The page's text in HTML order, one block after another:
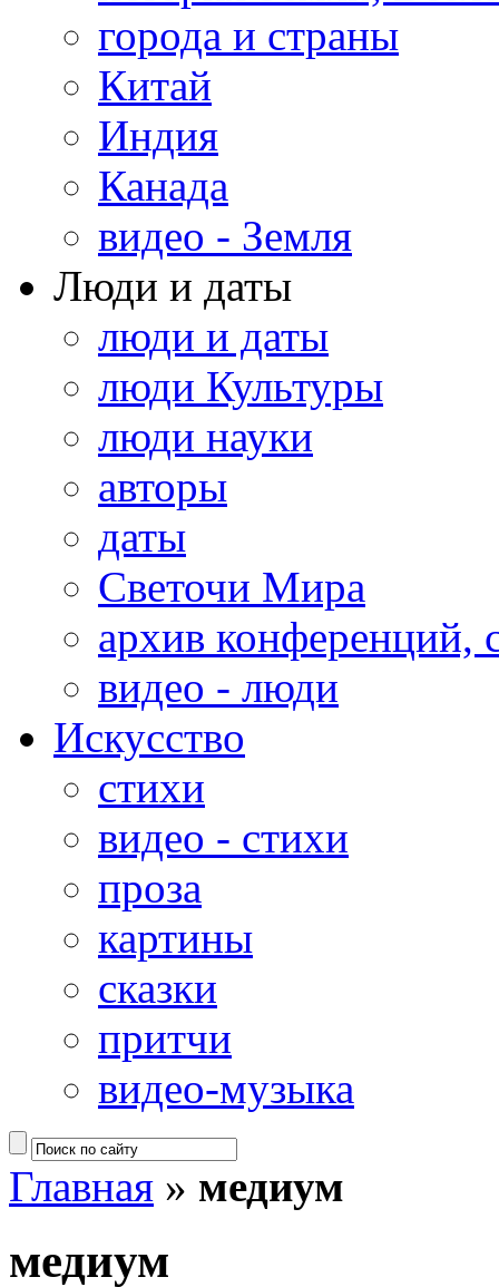
города и страны
Китай
Индия
Канада
видео - Земля
Люди и даты
люди и даты
люди Культуры
люди науки
авторы
даты
Светочи Мира
архив конференций,
видео - люди
Искусство
стихи
видео - стихи
проза
картины
сказки
притчи
видео-музыка
Главная » медиум
медиум